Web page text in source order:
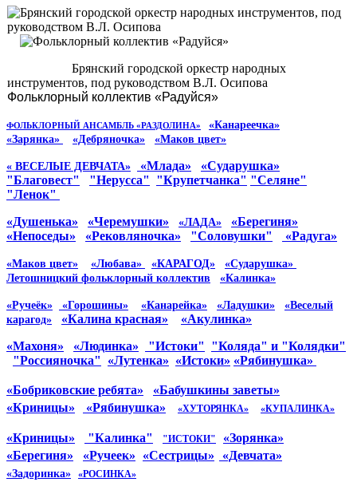
Брянский городской оркестр народных
инструментов, под руководством В.Л. Осипова
Фольклорный коллектив «Радуйся»
ФОЛЬКЛОРНЫЙ АНСАМБЛЬ «РАЗДОЛИНА»
«Канареечка»
«Зарянка»
«Дебряночка» «Маков цвет»
« ВЕСЕЛЫЕ ДЕВЧАТА» «Млада»
«Сударушка»
"Благовест"
"Нерусса" "Крупетчанка" "Селяне"
"Ленок"
«Душенька»
«Черемушки» «ЛАДА»
«Берегиня»
«Непоседы»
«Рековляночка» "Соловушки" «Радуга»
«Маков цвет» «Любава» «КАРАГОД»
«Сударушка»
Летошницкий фольклорный коллектив
«Калинка»
«Ручеёк» «Горошины» «Канарейка» «Ладушки»
«Веселый
карагод»
«Калина красная»
«Акулинка»
«Махоня»
«Людинка» "Истоки"
"Коляда" и "Колядки"
"Россияночка"
«Лутенка» «Истоки» «Рябинушка»
«Бобриковские ребята»
«Бабушкины заветы»
«Криницы»
«Рябинушка» «ХУТОРЯНКА» «КУПАЛИНКА»
«Криницы» "Калинка" "ИСТОКИ"
«Зорянка»
«Берегиня»
«Ручеек» «Сестрицы» «Девчата»
«Задоринка» «РОСИНКА»